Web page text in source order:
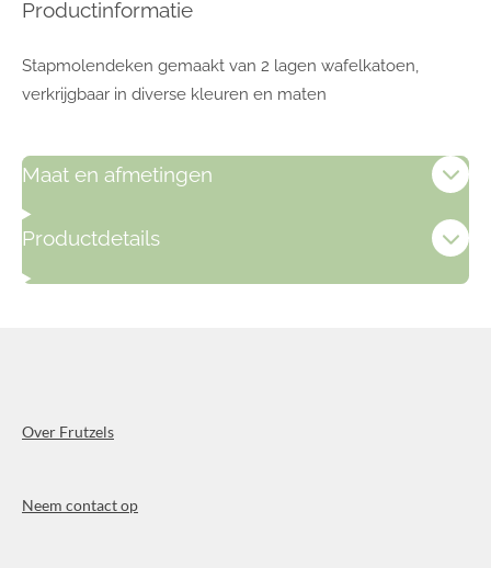
Productinformatie
Stapmolendeken gemaakt van 2 lagen wafelkatoen,
verkrijgbaar in diverse kleuren en maten
Maat en afmetingen
Productdetails
Over Frutzels
Neem contact op